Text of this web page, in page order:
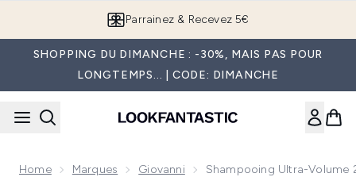
Parrainez & Recevez 5€
SHOPPING DU DIMANCHE : -30%, MAIS PAS POUR
LONGTEMPS... | CODE: DIMANCHE
Home Marques Giovanni Shampooing Ultra-Volume